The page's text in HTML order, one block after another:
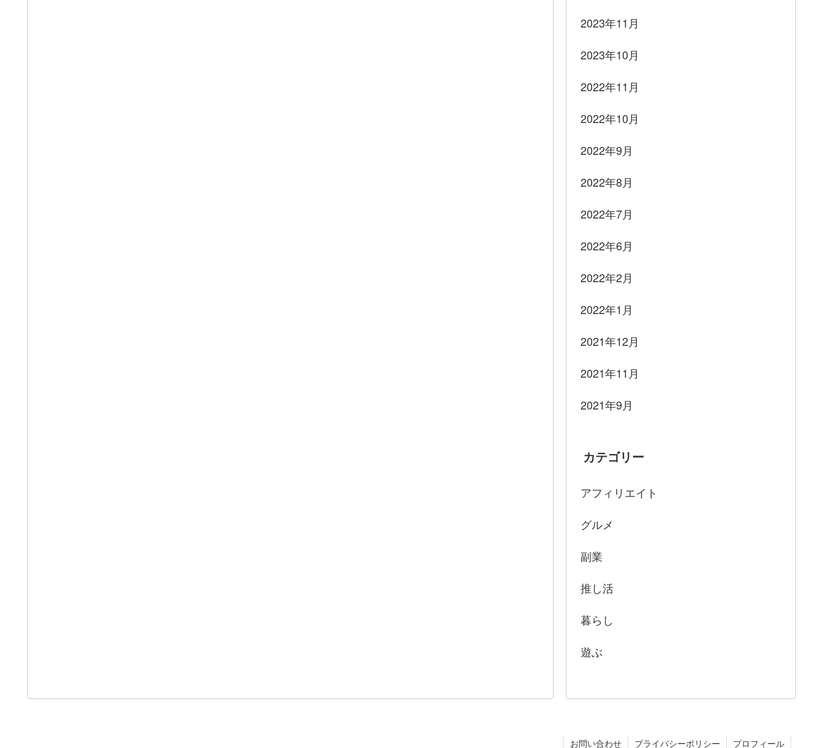
2023年11月
2023年10月
2022年11月
2022年10月
2022年9月
2022年8月
2022年7月
2022年6月
2022年2月
2022年1月
2021年12月
2021年11月
2021年9月
カテゴリー
アフィリエイト
グルメ
副業
推し活
暮らし
遊ぶ
お問い合わせ プライバシーポリシー プロフィール